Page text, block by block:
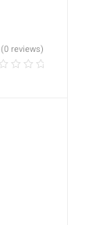
(0 reviews)